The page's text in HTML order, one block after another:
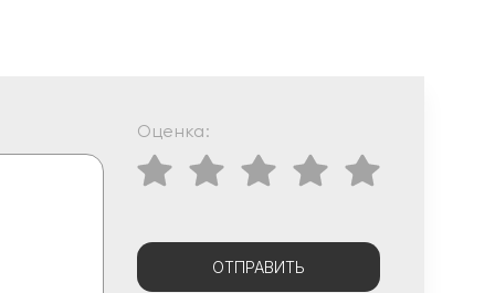
Оценка:
ОТПРАВИТЬ